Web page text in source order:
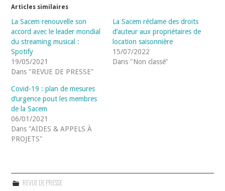
Articles similaires
La Sacem renouvelle son
accord avec le leader mondial
du streaming musical :
Spotify
19/05/2021
Dans "REVUE DE PRESSE"
La Sacem réclame des droits
d’auteur aux propriétaires de
location saisonnière
15/07/2022
Dans "Non classé"
Covid-19 : plan de mesures
d’urgence pout les membres
de la Sacem
06/01/2021
Dans "AIDES & APPELS À
PROJETS"
REVUE DE PRESSE